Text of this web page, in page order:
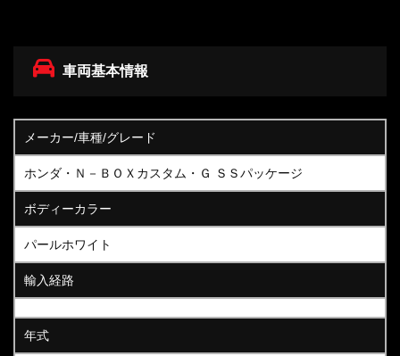
車両基本情報
メーカー/車種/グレード
ホンダ・Ｎ－ＢＯＸカスタム・Ｇ ＳＳパッケージ
ボディーカラー
パールホワイト
輸入経路
年式